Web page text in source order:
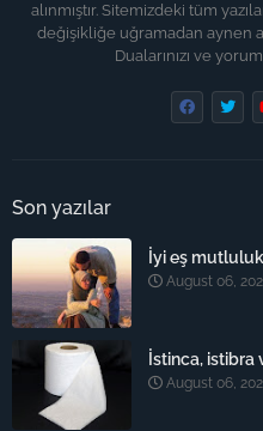
alınmıştır. Sitemizdeki tüm
değişikliğe uğramadan aynen
Dualarınızı ve
Son yazılar
İyi eş
August 06,
İstinca, istibra
August 06,